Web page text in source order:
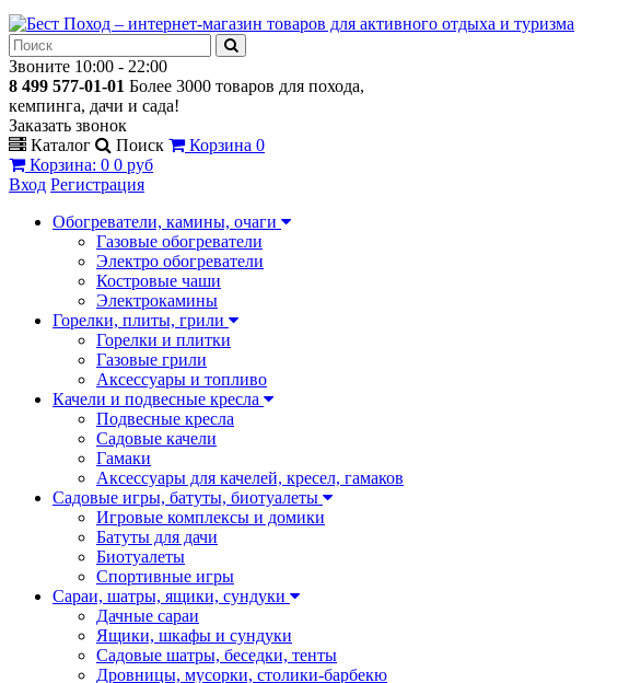
Звоните 10:00 - 22:00
8 499 577-01-01 Более 3000 товаров для похода,
кемпинга, дачи и сада!
Заказать звонок
Каталог
Поиск Корзина 0
Корзина: 0 0 руб
Вход Регистрация
Обогреватели, камины, очаги
Газовые обогреватели
Электро обогреватели
Костровые чаши
Электрокамины
Горелки, плиты, грили
Горелки и плитки
Газовые грили
Аксессуары и топливо
Качели и подвесные кресла
Подвесные кресла
Садовые качели
Гамаки
Аксессуары для качелей, кресел, гамаков
Садовые игры, батуты, биотуалеты
Игровые комплексы и домики
Батуты для дачи
Биотуалеты
Спортивные игры
Сараи, шатры, ящики, сундуки
Дачные сараи
Ящики, шкафы и сундуки
Садовые шатры, беседки, тенты
Дровницы, мусорки, столики-барбекю